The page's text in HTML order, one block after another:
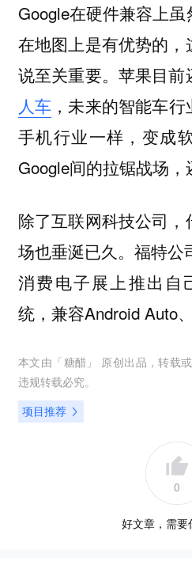
Google在硬件兼容上
在地图上是有优势的
说至关重要。苹果目前
人车 ，未来的智能车
手机行业一样，变成
Google间的拉锯战场，
除了互联网科技公司
场也垂涎已久。福特公
消费电子展上推出自
统，兼容Android Auto
本文由「糖醋 」 原创出品，转载
违规转载必究。
项目推荐
0
好文章，需要